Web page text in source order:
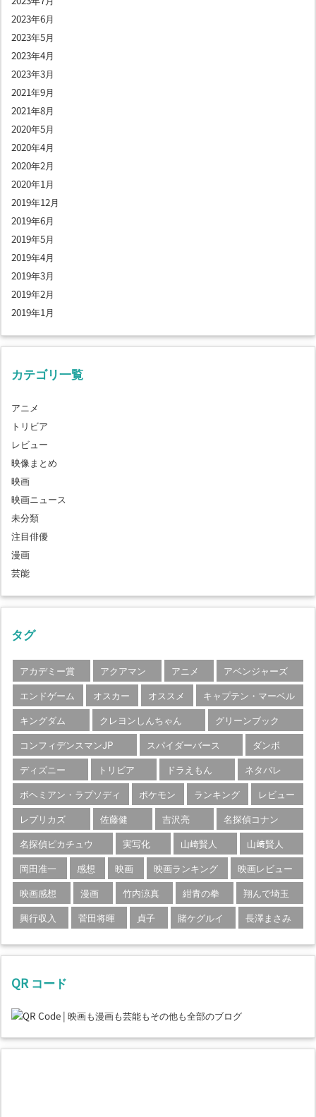
2023年6月
2023年5月
2023年4月
2023年3月
2021年9月
2021年8月
2020年5月
2020年4月
2020年2月
2020年1月
2019年12月
2019年6月
2019年5月
2019年4月
2019年3月
2019年2月
2019年1月
カテゴリ一覧
アニメ
トリビア
レビュー
映像まとめ
映画
映画ニュース
未分類
注目俳優
漫画
芸能
タグ
アカデミー賞 アクアマン アニメ
アベンジャーズ
エンドゲーム
オスカー オススメ
キャプテン・マーベル
キングダム
クレヨンしんちゃん
グリーンブック
コンフィデンスマンJP
スパイダーバース
ダンボ
ディズニー
トリビア ドラえもん
ネタバレ
ボヘミアン・ラプソディ
ポケモン ランキング
レビュー
レプリカズ
佐藤健 吉沢亮
名探偵コナン
名探偵ピカチュウ
実写化 山崎賢人
山﨑賢人
岡田准一
感想 映画 映画ランキング
映画レビュー
映画感想
漫画 竹内涼真 紺青の拳
翔んで埼玉
興行収入
菅田将暉 貞子 賭ケグルイ 長澤まさみ
QR コード